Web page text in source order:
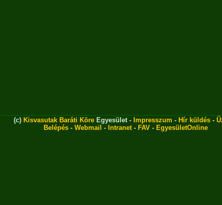
(c) Kisvasutak Baráti Köre Egyesület - Impresszum - Hír küldés -
Belépés - Webmail - Intranet- FAV - EgyesületOnline